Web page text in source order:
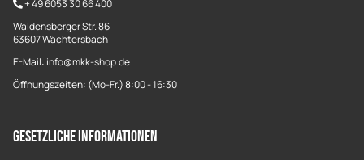
+49 6053 30 66 400
Waldensberger Str. 86
63607 Wächtersbach
E-Mail: info@mkk-shop.de
Öffnungszeiten: (Mo-Fr.) 8:00 - 16:30
Gesetzliche Informationen